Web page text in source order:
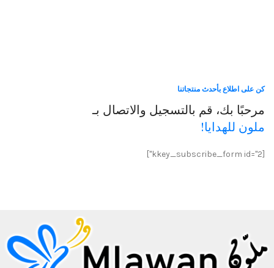
كن على اطلاع بأحدث منتجاتنا
مرحبًا بك، قم بالتسجيل والاتصال بـ
ملون للهدايا!
[kkey_subscribe_form id="2"]